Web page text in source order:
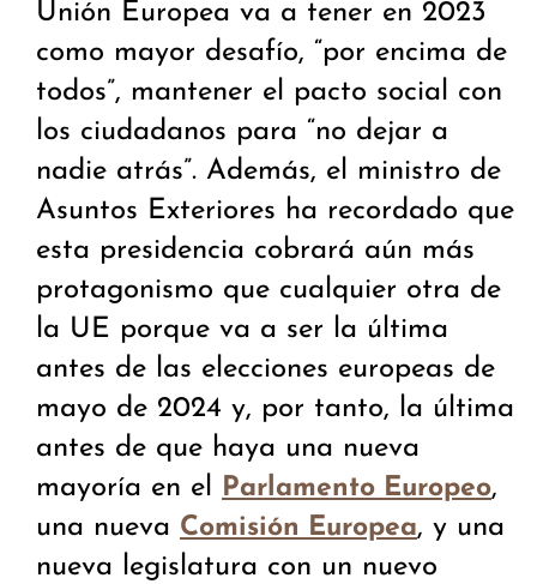
Unión Europea va a tener en 2023
como mayor desafío, “por encima de
todos”, mantener el pacto social con
los ciudadanos para “no dejar a
nadie atrás”. Además, el ministro de
Asuntos Exteriores ha recordado que
esta presidencia cobrará aún más
protagonismo que cualquier otra de
la UE porque va a ser la última
antes de las elecciones europeas de
mayo de 2024 y, por tanto, la última
antes de que haya una nueva
mayoría en el Parlamento Europeo,
una nueva Comisión Europea, y una
nueva legislatura con un nuevo